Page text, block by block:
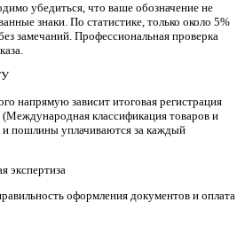
убедиться, что ваше обозначение не
знаки. По статистике, только около 5%
замечаний. Профессиональная проверка
напрямую зависит итоговая регистрация
классификация товаров и
и пошлины уплачиваются за каждый
экспертиза
оформления документов и оплата